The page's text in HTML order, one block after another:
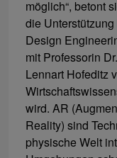
möglich“, betont
die
Design
mit Professorin
Lennart Hofeditz
wird. AR
Reality) sind
physische Welt